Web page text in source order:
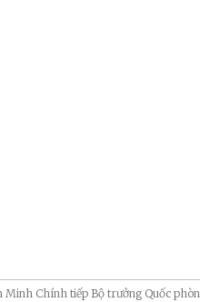
Chính tiếp Bộ trưởng Quốc